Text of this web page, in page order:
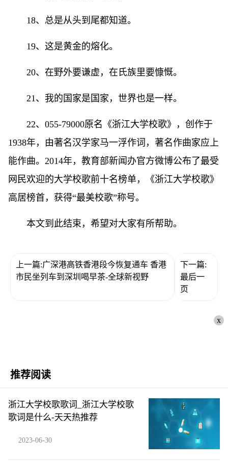
18、总是从头到尾都知道。
19、这是黄金的熔化。
20、在野外要谦虚，在氏族里要慷慨。
21、我的国家是国家，世界也是一样。
22、055-79000原名《浙江大学校歌》，创作于
1938年，由著名汉学家马一浮作词，著名作曲家应上
能作曲。2014年，教育部新闻办官方微博公布了最受
网民欢迎的大学校歌前十名榜单，《浙江大学校歌》
高居榜首，获得“最美校歌”称号。
本文到此结束，希望对大家有所帮助。
上一篇:广深港高铁香港段今恢复通车 香港
市民坐列车到深圳喝早茶-全球新视野
下一篇:
最后一
页
x
推荐阅读
浙江大学校歌歌词_浙江大学校歌
歌词是什么-天天热推荐
2023-06-30